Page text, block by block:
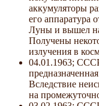
аккумуляторы
его аппаратура
Луны и вышел
Получены
излучения в
04.01.1963;
Вследствие
на